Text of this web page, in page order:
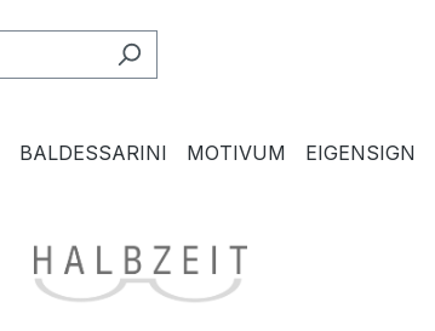
BALDESSARINI MOTIVUM EIGENSIGN